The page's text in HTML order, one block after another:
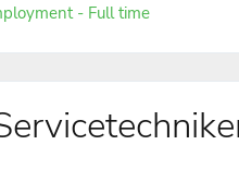
- Full time